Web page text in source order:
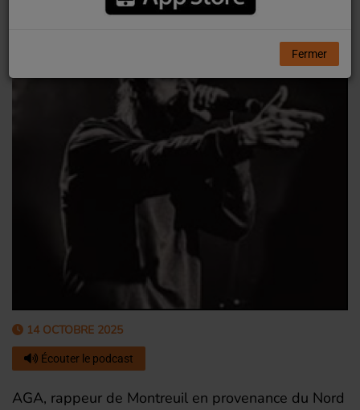
14 OCTOBRE 2025
Écouter le podcast
AGA, rappeur de Montreuil en provenance du Nord
Fermer